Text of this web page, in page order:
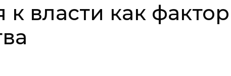
власти как фактор